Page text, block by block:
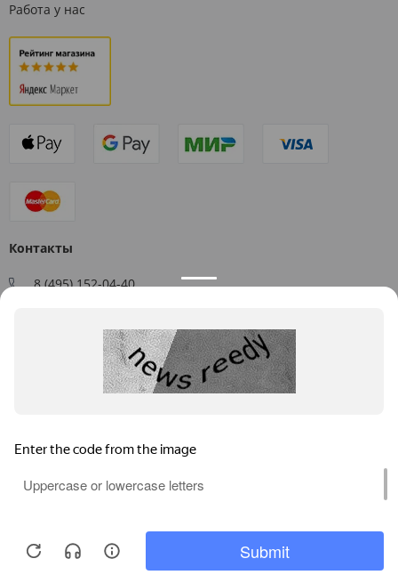
Работа у нас
Контакты
8 (495) 152-04-40
109544, г. Москва, ул. Большая Андроньевская, д. 17
Схема проезда
Пн-Пт: 9:00 - 18:00
Публичная оферта
Согласие на получение рекламных материалов
Пользовательское соглашение
Продолжая пользоваться